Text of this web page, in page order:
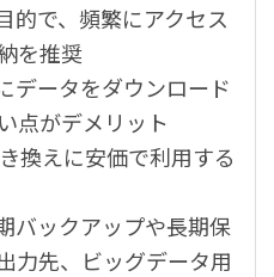
、頻繁にアクセス
を推奨
ータをダウンロード
点がデメリット
えに安価で利用する
バックアップや長期保
力先、ビッグデータ用